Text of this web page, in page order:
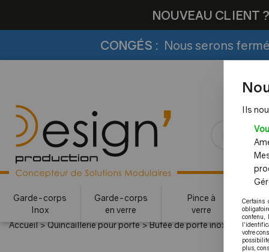
NOUVEAU CLIENT ?
CONGÉS : Nous serons
Garde-corps
Inox
Garde-corps
en verre
Pince à
verre
Accueil>Quincaillerie pour porte>Butée de porte inox
Ils
Certains
contenu,
votre
plus,